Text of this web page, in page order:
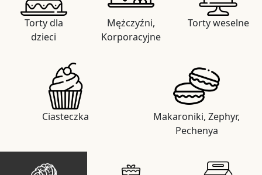
Torty dla
dzieci
Mężczyźni,
Korporacyjne
Torty weselne
Ciasteczka
Makaroniki, Zephyr,
Pechenya